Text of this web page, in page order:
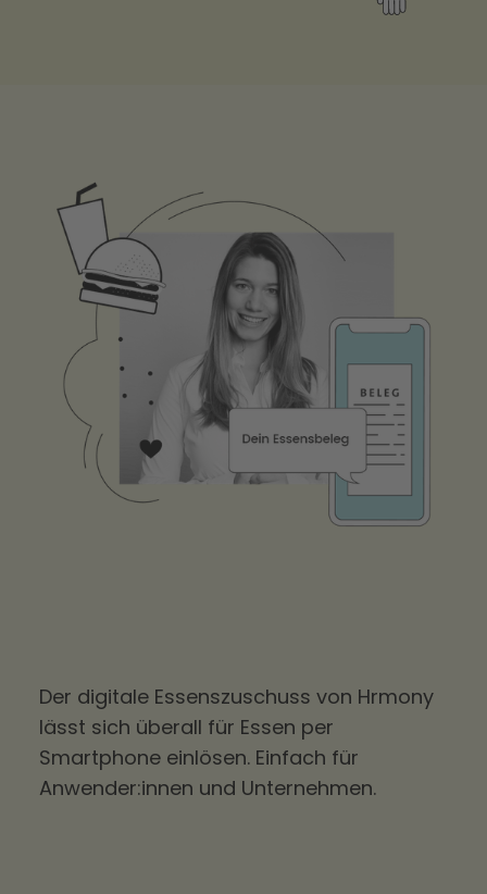
Der digitale Essenszuschuss von Hrmony
lässt sich überall für Essen per
Smartphone einlösen. Einfach für
Anwender:innen und Unternehmen.